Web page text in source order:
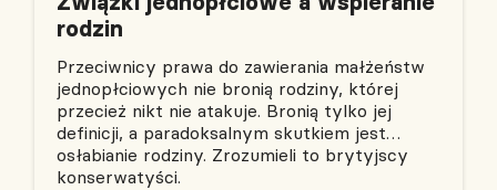
rodzin
Przeciwnicy prawa do zawierania małżeństw
jednopłciowych nie bronią rodziny, której
przecież nikt nie atakuje. Bronią tylko jej
definicji, a paradoksalnym skutkiem jest…
osłabianie rodziny. Zrozumieli to brytyjscy
konserwatyści.